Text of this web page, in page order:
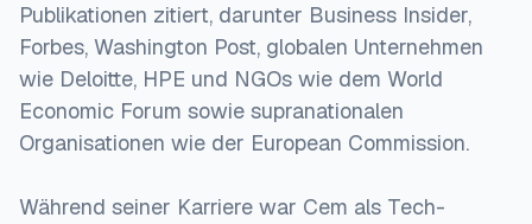
Publikationen zitiert, darunter Business Insider,
Forbes, Washington Post, globalen Unternehmen
wie Deloitte, HPE und NGOs wie dem World
Economic Forum sowie supranationalen
Organisationen wie der European Commission.
Während seiner Karriere war Cem als Tech-